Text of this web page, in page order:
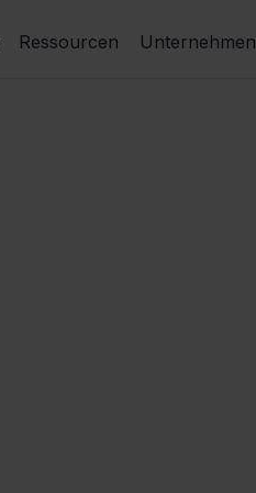
Ressourcen Unternehmen